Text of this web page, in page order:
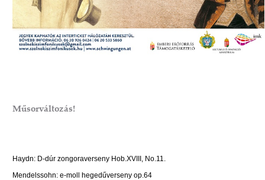
Műsorváltozás!
Haydn: D-dúr zongoraverseny Hob.XVIII, No.11.
Mendelssohn: e-moll hegedűverseny op.64